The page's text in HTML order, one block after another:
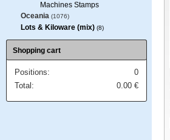
Machines Stamps
Oceania (1076)
Lots & Kiloware (mix) (8)
Shopping cart
Positions:
0
Total:
0.00 €